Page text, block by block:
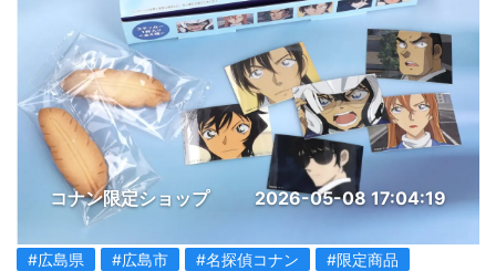
コナン限定ショップ 2026-05-08 17:04:19
#広島県 #広島市 #名探偵コナン
#限定商品